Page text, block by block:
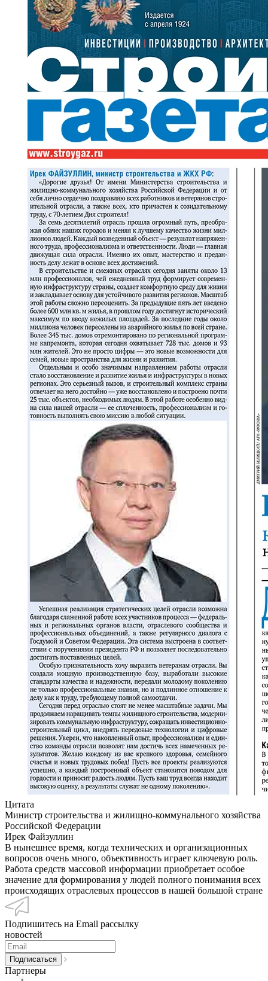
Цитата
Министр строительства и жилищно-коммунального хозяйства
Российской Федерации
Ирек Файзуллин
В нынешнее время, когда технических и организационных
вопросов очень много, объективность играет ключевую роль.
Работа средств массовой информации приобретает особое
значение для формирования у людей полного понимания всех
происходящих отраслевых процессов в нашей большой стране
Подпишитесь на Email рассылку
новостей
Партнеры